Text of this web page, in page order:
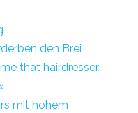
den Brei
that hairdresser
mit hohem